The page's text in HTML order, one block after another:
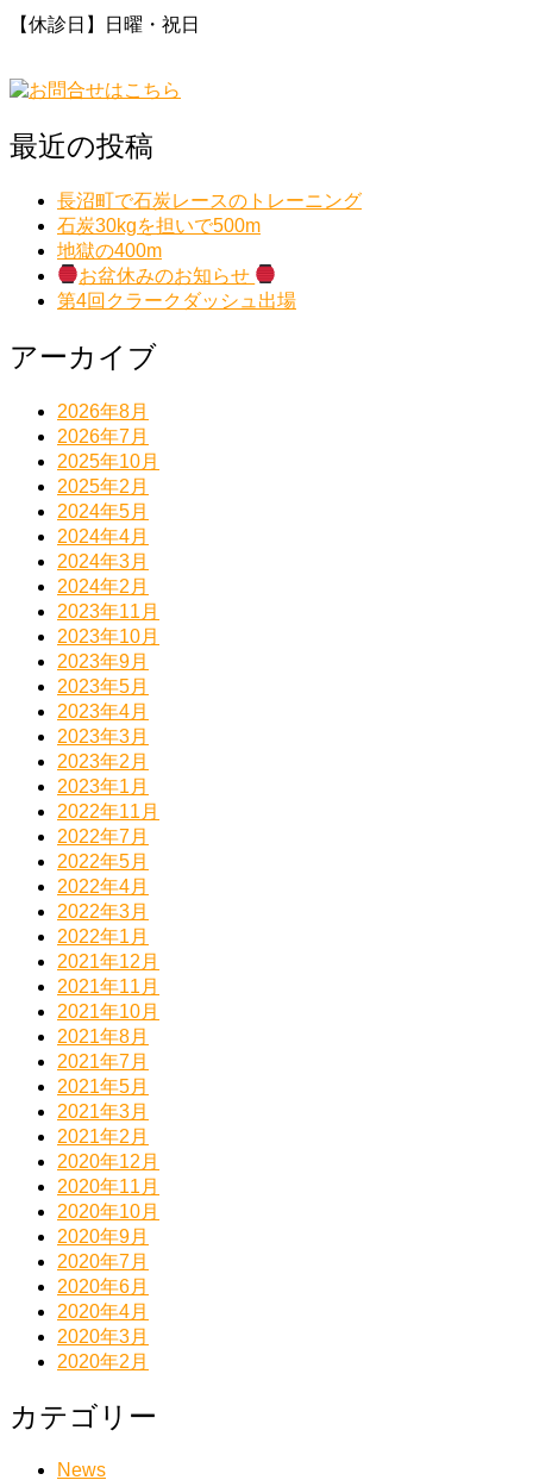
【休診日】日曜・祝日
最近の投稿
長沼町で石炭レースのトレーニング
石炭30kgを担いで500m
地獄の400m
お盆休みのお知らせ
第4回クラークダッシュ出場
アーカイブ
2026年8月
2026年7月
2025年10月
2025年2月
2024年5月
2024年4月
2024年3月
2024年2月
2023年11月
2023年10月
2023年9月
2023年5月
2023年4月
2023年3月
2023年2月
2023年1月
2022年11月
2022年7月
2022年5月
2022年4月
2022年3月
2022年1月
2021年12月
2021年11月
2021年10月
2021年8月
2021年7月
2021年5月
2021年3月
2021年2月
2020年12月
2020年11月
2020年10月
2020年9月
2020年7月
2020年6月
2020年4月
2020年3月
2020年2月
カテゴリー
News